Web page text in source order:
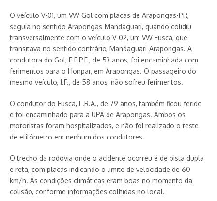
O veículo V-01, um VW Gol com placas de Arapongas-PR,
seguia no sentido Arapongas-Mandaguari, quando colidiu
transversalmente com o veículo V-02, um VW Fusca, que
transitava no sentido contrário, Mandaguari-Arapongas. A
condutora do Gol, E.F.P.F., de 53 anos, foi encaminhada com
ferimentos para o Honpar, em Arapongas. O passageiro do
mesmo veículo, J.F., de 58 anos, não sofreu ferimentos.
O condutor do Fusca, L.R.A., de 79 anos, também ficou ferido
e foi encaminhado para a UPA de Arapongas. Ambos os
motoristas foram hospitalizados, e não foi realizado o teste
de etilômetro em nenhum dos condutores.
O trecho da rodovia onde o acidente ocorreu é de pista dupla
e reta, com placas indicando o limite de velocidade de 60
km/h. As condições climáticas eram boas no momento da
colisão, conforme informações colhidas no local.